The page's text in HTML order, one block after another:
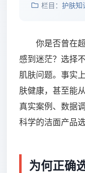
栏目： 护肤知
你是否曾在
感到迷茫？选择
肌肤问题。事实
肤健康，甚至能
真实案例、数据
科学的洁面产品
为何正确